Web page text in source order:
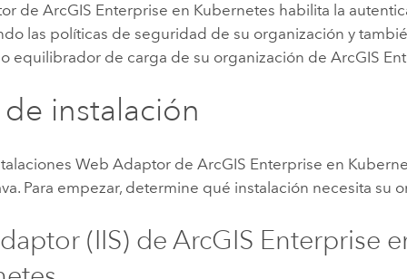
de ArcGIS Enterprise en Kubernetes habilita la
las políticas de seguridad de su organización y
equilibrador de carga de su organización deArcGIS
instalación
Web Adaptor de ArcGIS Enterprise en
. Para empezar, determine qué instalación necesita su
(IIS) de ArcGIS Enterprise